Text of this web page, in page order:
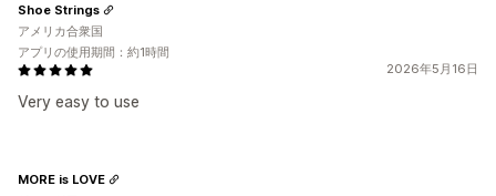
2026年5月16日
Very easy to use
Shoe Strings
アメリカ合衆国
アプリの使用期間：約1時間
MORE is LOVE